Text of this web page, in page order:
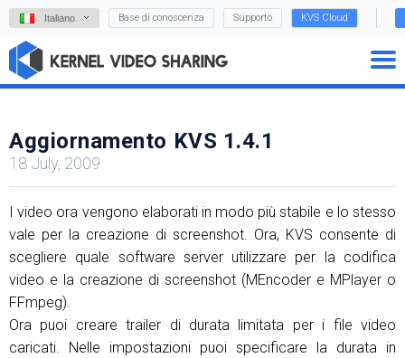
Italiano Base di conoscenza Supporto KVS Cloud
Aggiornamento KVS 1.4.1
18 July, 2009
I video ora vengono elaborati in modo più stabile e lo stesso
vale per la creazione di screenshot. Ora, KVS consente di
scegliere quale software server utilizzare per la codifica
video e la creazione di screenshot (MEncoder e MPlayer o
FFmpeg).
Ora puoi creare trailer di durata limitata per i file video
caricati. Nelle impostazioni puoi specificare la durata in